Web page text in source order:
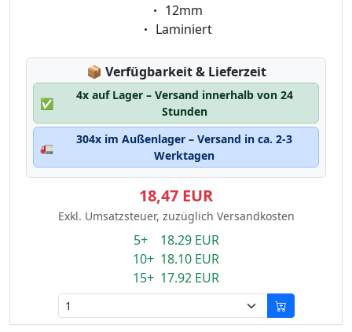
Eigenschaft:
12mm
Eigenschaft:
Laminiert
📦 Lagerstatus:
Verfügbarkeit & Lieferzeit
✅
4x auf Lager – Versand innerhalb von 24
Stunden
🚛
304x im Außenlager – Versand in ca. 2-3
Werktagen
18,47 EUR
Exkl. Umsatzsteuer, zuzüglich Versandkosten
5+ 18.29 EUR
10+ 18.10 EUR
15+ 17.92 EUR